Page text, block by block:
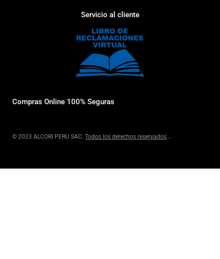
Servicio al cliente
Compras Online 100% Seguras
© 2023 ALCORI PERU SAC. Todos los derechos reservados...